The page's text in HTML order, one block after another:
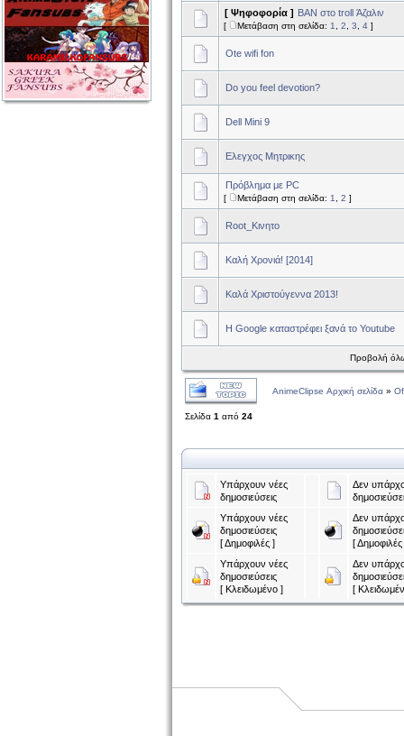
[ Ψηφοφορία ] BAN στο troll Άζαλιν
[ Μετάβαση στη σελίδα: 1 2 3 4 ]
Ote wifi fon
Do you feel devotion?
Dell Mini 9
Ελεγχος Μητρικης
Πρόβλημα με PC
[ Μετάβαση στη σελίδα: 1 2 ]
Root_Κινητο
Καλή Χρονιά! [2014]
Καλά Χριστούγεννα 2013!
H Google καταστρέφει ξανά το Youtube
Προβολή
AnimeClipse Αρχική σελίδα »
Σελίδα 1 από 24
Υπάρχουν νέες
δημοσιεύσεις
Δεν
Υπάρχουν νέες
δημοσιεύσεις
[ Δημοφιλές ]
Δεν
[ Δημοφιλές
Υπάρχουν νέες
δημοσιεύσεις
[ Κλειδωμένο ]
Δεν
[